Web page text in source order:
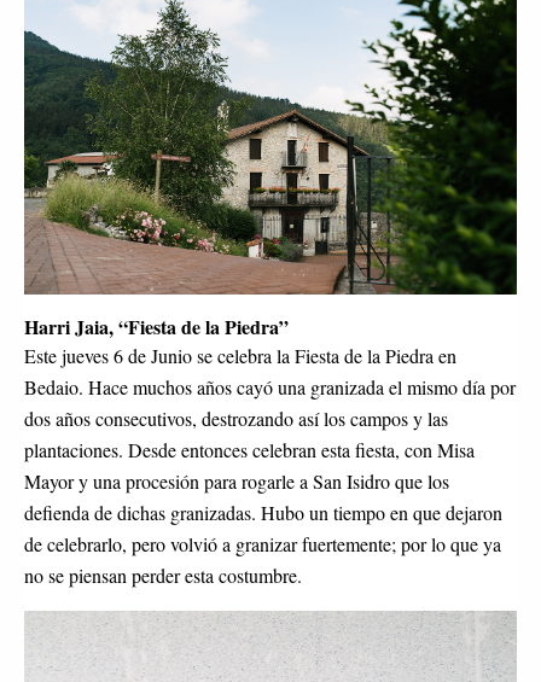
Harri Jaia, “Fiesta de la Piedra”
Este jueves 6 de Junio se celebra la Fiesta de la Piedra en
Bedaio. Hace muchos años cayó una granizada el mismo día por
dos años consecutivos, destrozando así los campos y las
plantaciones. Desde entonces celebran esta fiesta, con Misa
Mayor y una procesión para rogarle a San Isidro que los
defienda de dichas granizadas. Hubo un tiempo en que dejaron
de celebrarlo, pero volvió a granizar fuertemente; por lo que ya
no se piensan perder esta costumbre.